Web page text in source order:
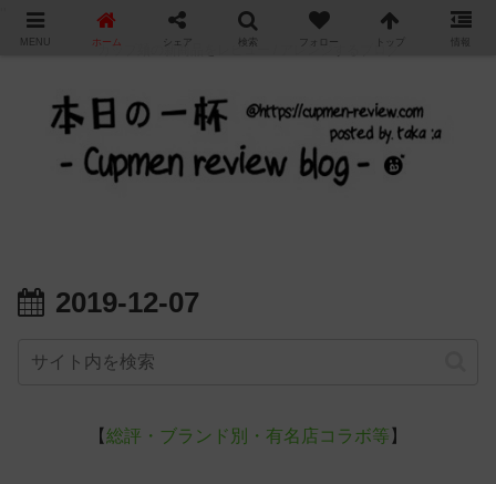
カップ麺の新商品をレビュー / アレンジするブログ
2019-12-07
【総評・ブランド別・有名店コラボ等 】
MENU ホーム シェア 検索 フォロー トップ 情報